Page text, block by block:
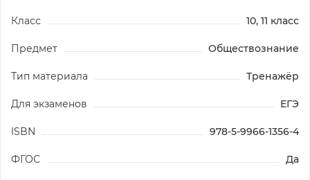
Класс 10, 11 класс
Предмет Обществознание
Тип материала Тренажёр
Для экзаменов ЕГЭ
ISBN 978-5-9966-1356-4
ФГОС Да